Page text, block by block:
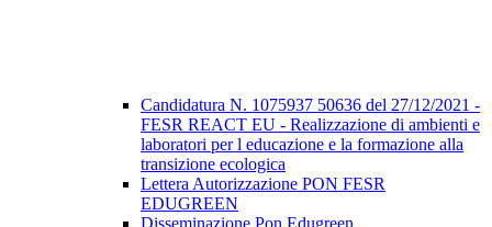
Candidatura N. 1075937 50636 del 27/12/2021 -
FESR REACT EU - Realizzazione di ambienti e
laboratori per l educazione e la formazione alla
transizione ecologica
Lettera Autorizzazione PON FESR
EDUGREEN